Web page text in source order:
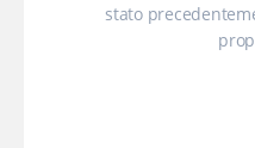
stato